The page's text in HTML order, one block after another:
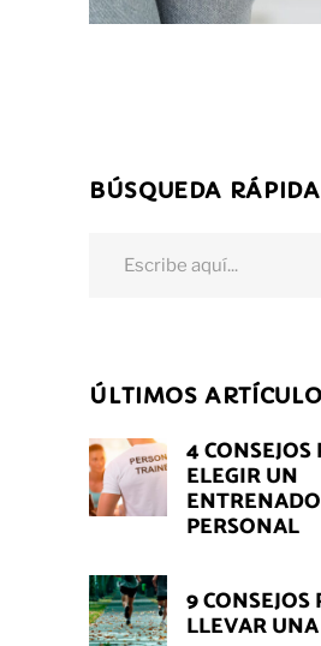
BÚSQUEDA RÁPIDA
ÚLTIMOS
4 CONSEJOS
ELEGIR UN
PERSONAL
9 CONSEJOS
LLEVAR